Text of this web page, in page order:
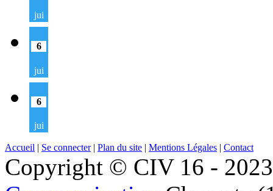
jui
6
jui
6
jui
Accueil | Se connecter| Plan du site | Mentions Légales | Contact
Copyright © CIV 16 -